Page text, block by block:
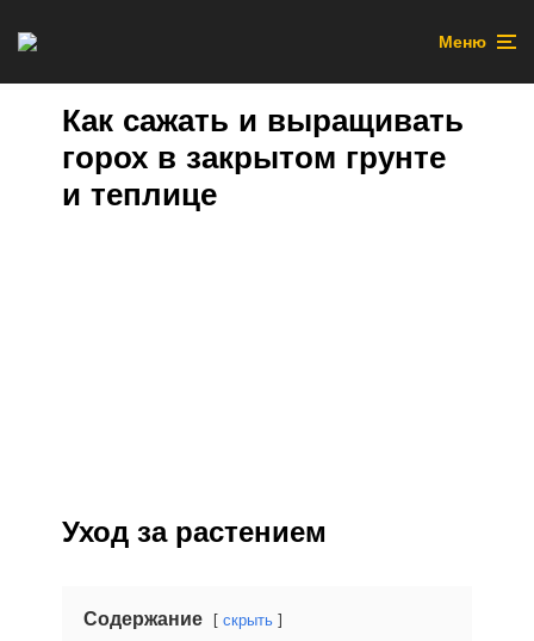
Меню
Как сажать и выращивать
горох в закрытом грунте
и теплице
Уход за растением
Содержание скрыть